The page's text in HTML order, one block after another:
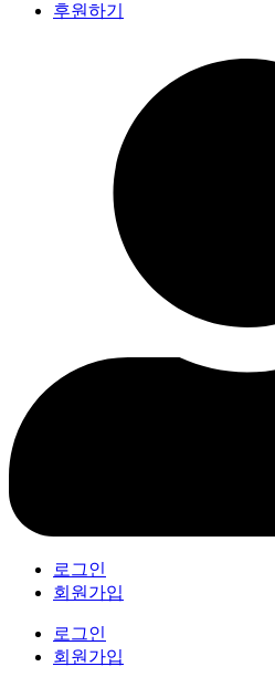
후원하기
로그인
회원가입
로그인
회원가입